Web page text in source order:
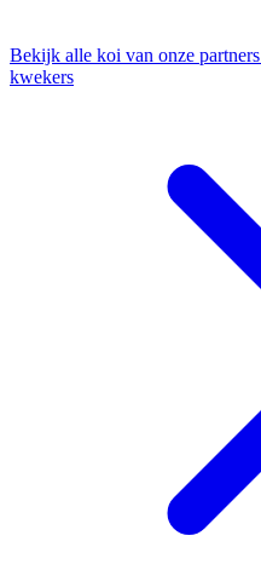
Bekijk alle koi van onze partners
kwekers